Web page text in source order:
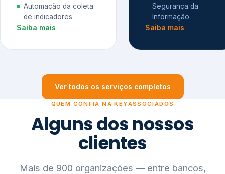
Automação da coleta
de indicadores
Saiba mais
Segurança da
Informação
Saiba mais
Ver todos os serviços completos
QUEM CONFIA NA KEYASSOCIADOS
Alguns dos nossos
clientes
Mais de 900 organizações — entre bancos,